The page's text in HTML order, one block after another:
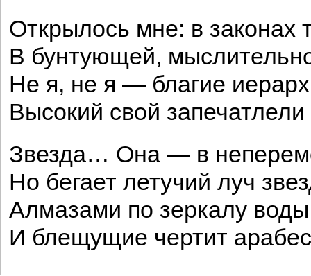
Открылось мне: в законах
В бунтующей,
Не я, не я — благие
Высокий свой
Звезда… Она — в
Но бегает летучий луч
Алмазами по зеркалу воды
И блещущие чертит